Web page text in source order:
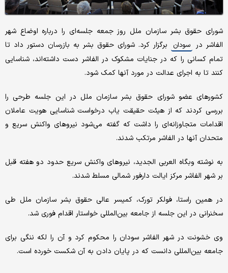
شورای حقوق بشر سازمان ملل روز جمعه جلسه‌ای را درباره اوضاع شهر
الفاشر در سودان
برگزار کرد. شورای حقوق بشر به بازرسان دستور داد تا
تمام کسانی را که در جنایات مشکوک در الفاشر دست داشته‌اند، شناسایی
کنند تا به اجرای عدالت در مورد آنها کمک شود.
کشورهای عضو شورای حقوق بشر سازمان ملل در این جلسه طرحی را
بررسی کردند که از هیئت حقیقت یاب درخواست شناسایی هویت عاملان
اقدامات متجاوزانه‌ای را داشت که گفته می‌شود نیروهای واکنش سریع و
متحدان آنها در الفاشر مرتکب شدند.
به نوشته وبگاه العربی الجدید، نیروهای واکنش سریع حدود دو هفته قبل
بر شهر الفاشر مرکز ایالت دارفور شمالی مسلط شدند.
در همین راستا، فولکر تورک، کمیسر عالی حقوق بشر سازمان ملل طی
سخنرانی در این جلسه از جامعه بین‌المللی خواستار اقدام فوری شد.
وی خشونت در شهر الفاشر سودان را محکوم کرد و آن را لکه ننگی برای
جامعه بین‌المللی دانست که در پایان دادن به آن شکست خورده است.